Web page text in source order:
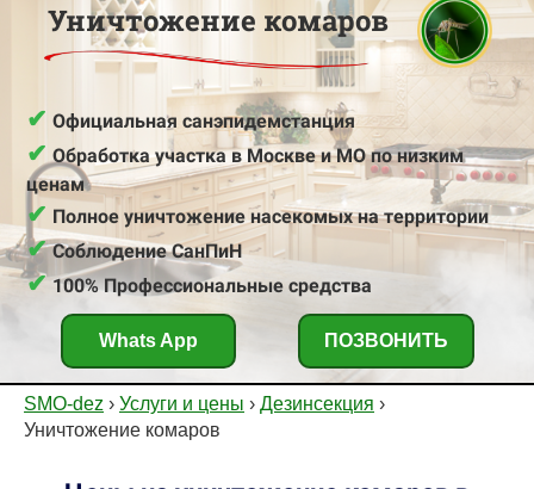
Уничтожение комаров
✔ Официальная санэпидемстанция
✔ Обработка участка в Москве и МО по низким
ценам
✔ Полное уничтожение насекомых на территории
✔Соблюдение СанПиН
✔ 100% Профессиональные средства
Whats App ПОЗВОНИТЬ
SMO-dez › Услуги и цены › Дезинсекция ›
Уничтожение комаров